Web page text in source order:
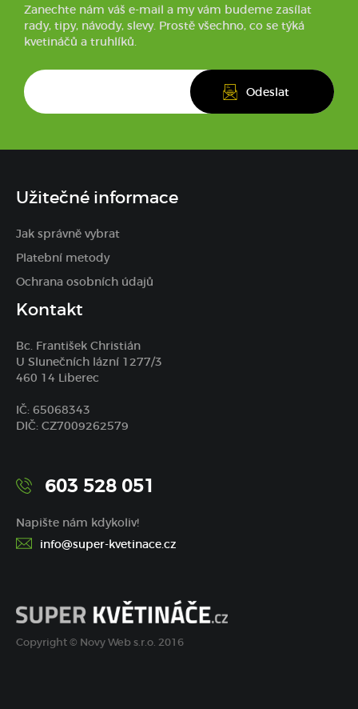
Zanechte nám váš e-mail a my vám budeme zasílat
rady, tipy, návody, slevy. Prostě všechno, co se týká
kvetináčů a truhlíků.
Užitečné informace
Jak správně vybrat
Platební metody
Ochrana osobních údajů
Kontakt
Bc. František Christián
U Slunečních lázní 1277/3
460 14 Liberec
IČ: 65068343
DIČ: CZ7009262579
603 528 051
Napište nám kdykoliv!
info@super-kvetinace.cz
Copyright © Novy Web s.r.o. 2016